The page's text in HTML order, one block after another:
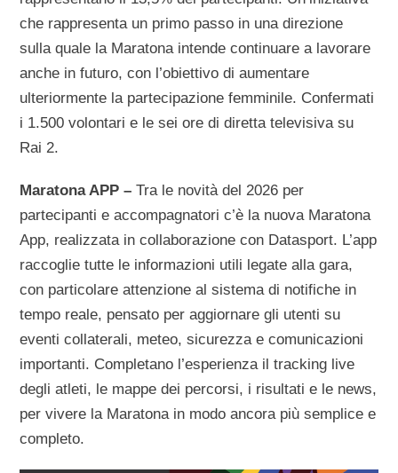
che rappresenta un primo passo in una direzione
sulla quale la Maratona intende continuare a lavorare
anche in futuro, con l’obiettivo di aumentare
ulteriormente la partecipazione femminile. Confermati
i 1.500 volontari e le sei ore di diretta televisiva su
Rai 2.
Maratona APP –Tra le novità del 2026 per
partecipanti e accompagnatori c’è la nuova Maratona
App, realizzata in collaborazione con Datasport. L’app
raccoglie tutte le informazioni utili legate alla gara,
con particolare attenzione al sistema di notifiche in
tempo reale, pensato per aggiornare gli utenti su
eventi collaterali, meteo, sicurezza e comunicazioni
importanti. Completano l’esperienza il tracking live
degli atleti, le mappe dei percorsi, i risultati e le news,
per vivere la Maratona in modo ancora più semplice e
completo.